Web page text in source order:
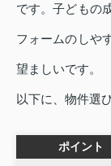
です。子どもの
フォームのしや
望ましいです。
以下に、物件選
ポイント